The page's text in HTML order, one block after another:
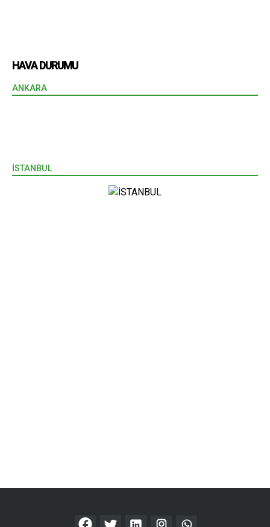
HAVA DURUMU
ANKARA
İSTANBUL